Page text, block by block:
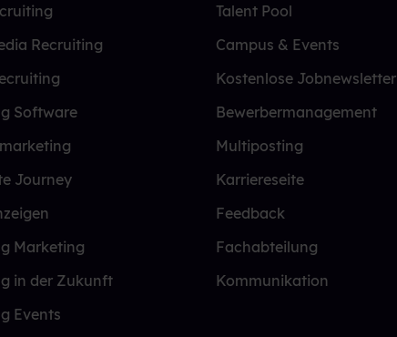
Recruiting
Software
Journey
Marketing
in der Zukunft
Events
Talent Pool
Campus & Events
Kostenlose Jobnewsletter
Bewerbermanagement
Multiposting
Karriereseite
Feedback
Fachabteilung
Kommunikation